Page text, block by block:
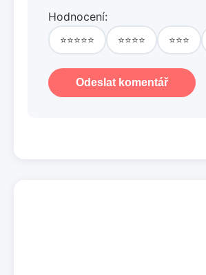
Hodnocení:
⭐⭐⭐⭐⭐ ⭐⭐⭐⭐ ⭐⭐⭐
Odeslat komentář